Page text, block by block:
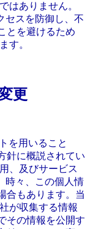
はありません。
セスを防御し、不
とを避けるため
す。
更
を用いること
針に概説されてい
、及びサービス
時々、この個人情
合もあります。当
が収集する情報
その情報を公開す